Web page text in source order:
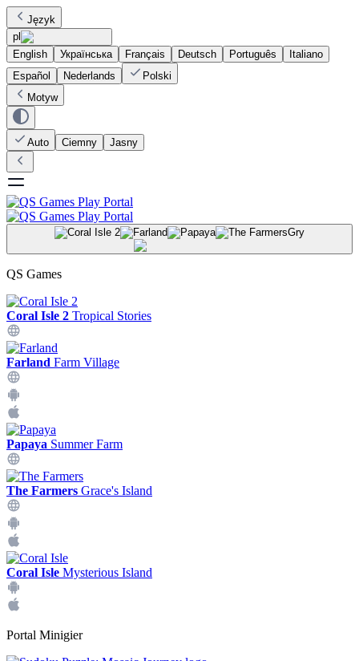
Język
pl
English
Українська Français Deutsch Português
Italiano
Español
Nederlands
Polski
Motyw
Auto Ciemny Jasny
Gry
QS Games
Coral Isle 2 Tropical Stories
Farland Farm Village
Papaya Summer Farm
The Farmers Grace's Island
Coral Isle Mysterious Island
Portal Minigier